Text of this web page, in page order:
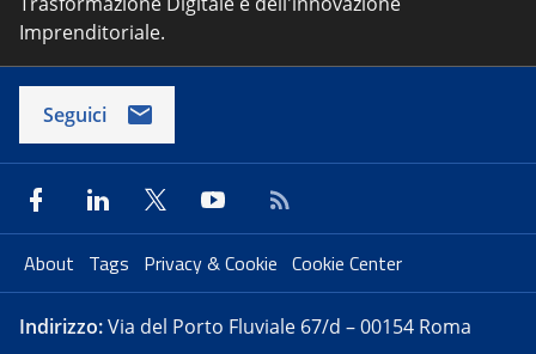
Imprenditoriale.
Seguici
About Tags Privacy & Cookie Cookie Center
Indirizzo:Via del Porto Fluviale 67/d – 00154 Roma